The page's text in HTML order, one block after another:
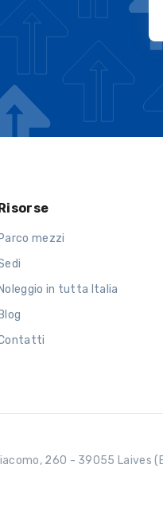
Risorse
Parco mezzi
Noleggio in tutta Italia
Blog
260 - 39055